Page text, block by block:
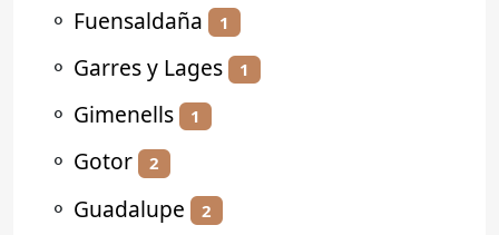
⚬ Fuensaldaña 1
⚬ Garres y Lages 1
⚬ Gimenells 1
⚬ Gotor 2
⚬ Guadalupe 2